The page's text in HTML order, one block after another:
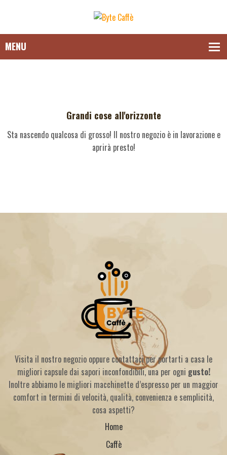
Grandi cose all'orizzonte
Sta nascendo qualcosa di grosso! Il nostro negozio è in lavorazione e
aprirà presto!
Visita il nostro negozio oppure contattaci per portarti a casa le
migliori capsule dai sapori inconfondibili, una per ogni gusto!
Inoltre abbiamo le migliori macchinette d’espresso per un maggior
comfort in termini di velocità, qualità, convenienza e semplicità,
cosa aspetti?
Home
Caffè